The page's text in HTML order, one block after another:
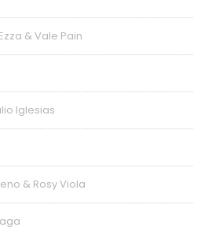
& Vale Pain
Iglesias
& Rosy Viola